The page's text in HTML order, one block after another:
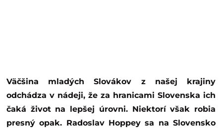
Väčšina mladých Slovákov z našej krajiny
odchádza v nádeji, že za hranicami Slovenska ich
čaká život na lepšej úrovni. Niektorí však robia
presný opak. Radoslav Hoppey sa na Slovensko